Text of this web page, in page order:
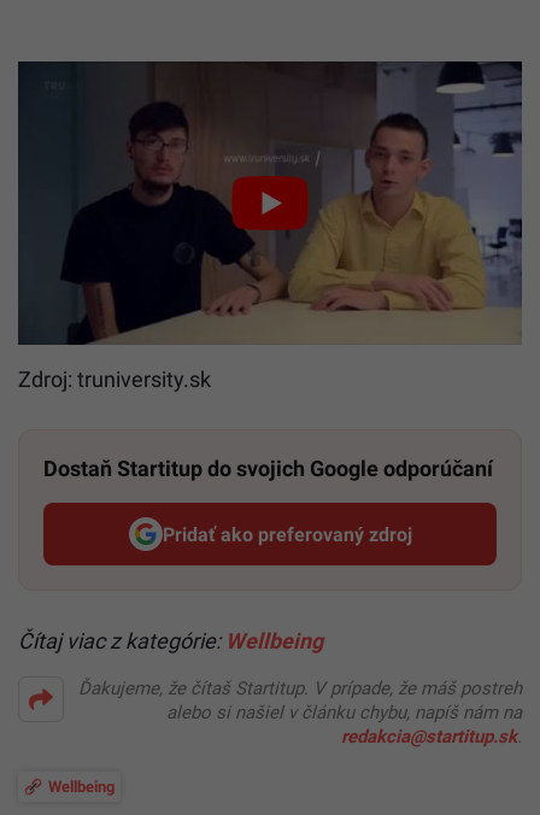
Zdroj: truniversity.sk
Dostaň Startitup do svojich Google odporúčaní
Pridať ako preferovaný zdroj
Startitup, odkaz sa otvorí v
Čítaj viac z kategórie: Wellbeing
Ďakujeme, že čítaš Startitup. V prípade, že máš postreh
alebo si našiel v článku chybu, napíš nám na
redakcia@startitup.sk.
Wellbeing